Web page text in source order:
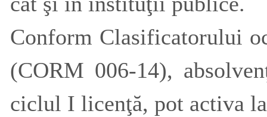
Conform Clasificatorului
(CORM 006-14),
ciclul I licenţă, pot activa